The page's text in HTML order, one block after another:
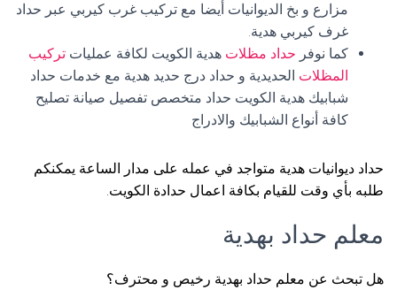
مزارع و بخ الديوانيات أيضا مع تركيب غرب كيربي عبر حداد
غرف كيربي هدية.
كما نوفر حداد مظلات هدية الكويت لكافة عمليات تركيب
المظلات الحديدية و حداد درج حديد هدية مع خدمات حداد
شبابيك هدية الكويت حداد متخصص تفصيل صيانة تصليح
كافة أنواع الشبابيك والادراج
حداد ديوانيات هدية متواجد في عمله على مدار الساعة يمكنكم
طلبه بأي وقت للقيام بكافة اعمال حدادة الكويت.
معلم حداد بهدية
هل تبحث عن معلم حداد بهدية رخيص و محترف؟